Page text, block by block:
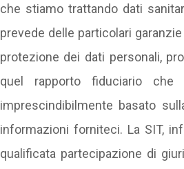
che stiamo trattando dati
prevede delle particolari
protezione dei dati personali,
quel rapporto fiduciario
imprescindibilmente basato
informazioni forniteci. La SIT,
qualificata partecipazione di